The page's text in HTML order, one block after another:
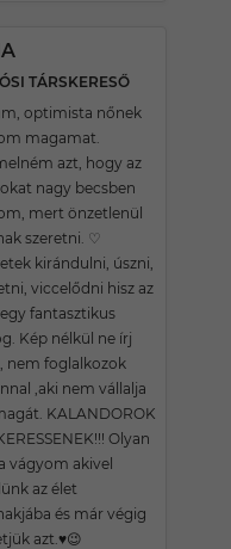
TÁRSKERESŐ
optimista nőnek
magamat.
azt, hogy az
nagy becsben
mert önzetlenül
szeretni. ♡
kirándulni, úszni,
viccelődni hisz az
fantasztikus
Kép nélkül ne írj
nem foglalkozok
,aki nem vállalja
KALANDOROK
Olyan
vágyom akivel
az élet
és már végig
azt.♥️😉